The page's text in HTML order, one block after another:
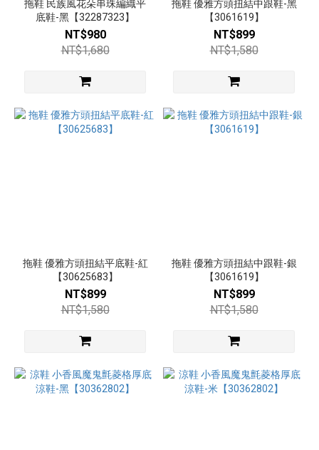
拖鞋 民族風花朵串珠編織平
底鞋-黑【32287323】
NT$980
NT$1,680
拖鞋 優雅方頭扭結中跟鞋-黑
【3061619】
NT$899
NT$1,580
拖鞋 優雅方頭扭結平底鞋-紅
【30625683】
NT$899
NT$1,580
拖鞋 優雅方頭扭結中跟鞋-銀
【3061619】
NT$899
NT$1,580